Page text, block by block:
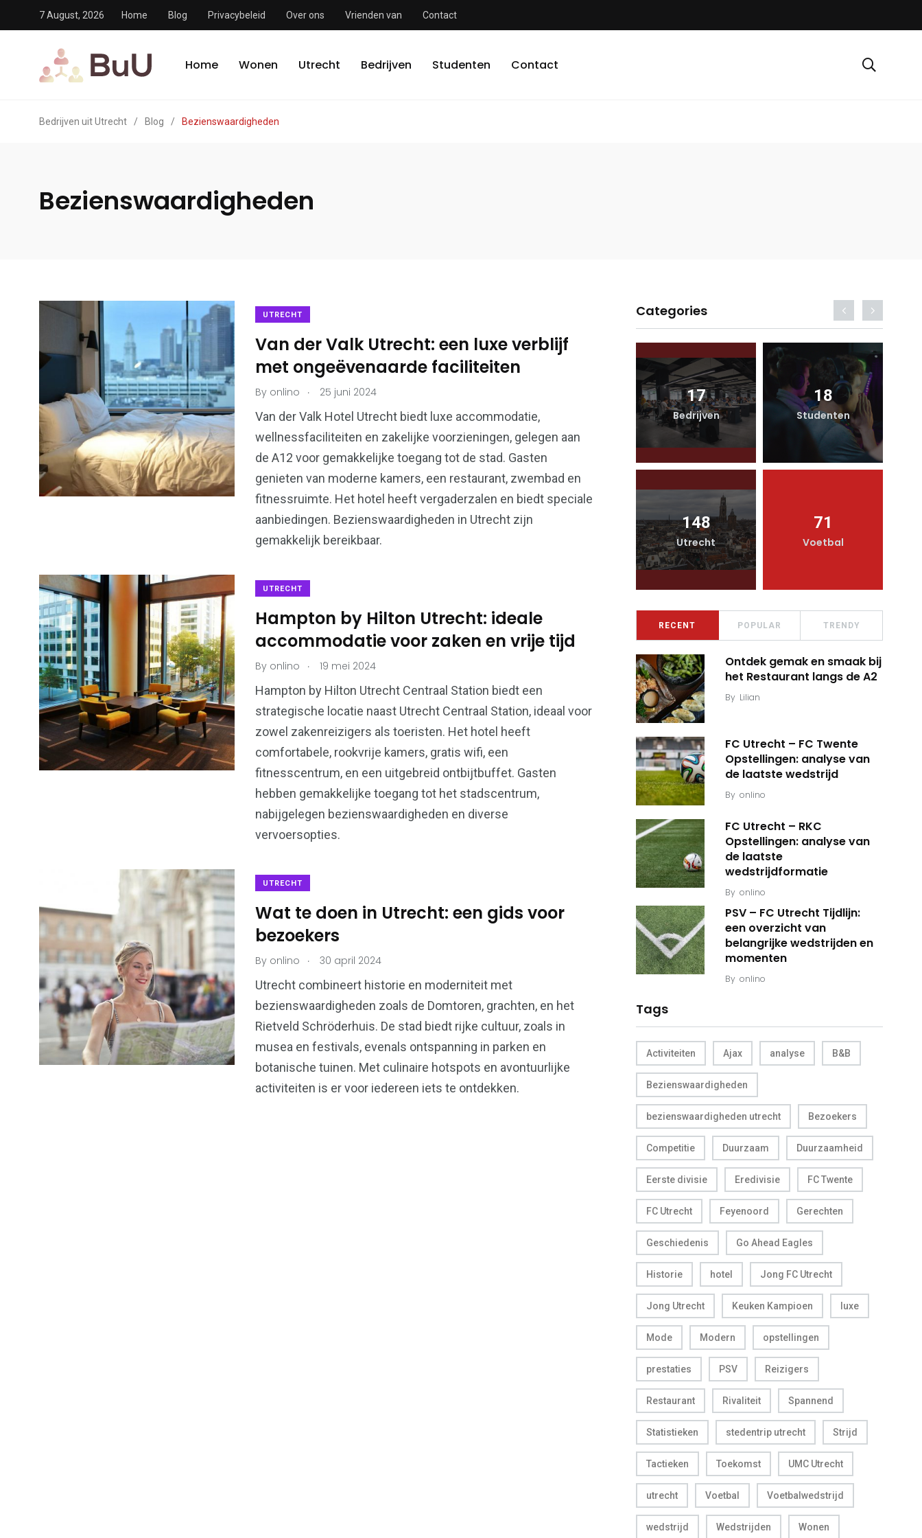
7 August, 2026 Home Blog Privacybeleid Over ons Vrienden van Contact
Home Wonen Utrecht Bedrijven Studenten Contact
Bedrijven uit Utrecht / Blog / Bezienswaardigheden
Bezienswaardigheden
UTRECHT
Van der Valk Utrecht: een luxe verblijf
met ongeëvenaarde faciliteiten
By onlino . 25 juni 2024
Van der Valk Hotel Utrecht biedt luxe accommodatie,
wellnessfaciliteiten en zakelijke voorzieningen, gelegen aan
de A12 voor gemakkelijke toegang tot de stad. Gasten
genieten van moderne kamers, een restaurant, zwembad en
fitnessruimte. Het hotel heeft vergaderzalen en biedt speciale
aanbiedingen. Bezienswaardigheden in Utrecht zijn
gemakkelijk bereikbaar.
UTRECHT
Hampton by Hilton Utrecht: ideale
accommodatie voor zaken en vrije tijd
By onlino . 19 mei 2024
Hampton by Hilton Utrecht Centraal Station biedt een
strategische locatie naast Utrecht Centraal Station, ideaal voor
zowel zakenreizigers als toeristen. Het hotel heeft
comfortabele, rookvrije kamers, gratis wifi, een
fitnesscentrum, en een uitgebreid ontbijtbuffet. Gasten
hebben gemakkelijke toegang tot het stadscentrum,
nabijgelegen bezienswaardigheden en diverse
vervoersopties.
UTRECHT
Wat te doen in Utrecht: een gids voor
bezoekers
By onlino . 30 april 2024
Utrecht combineert historie en moderniteit met
bezienswaardigheden zoals de Domtoren, grachten, en het
Rietveld Schröderhuis. De stad biedt rijke cultuur, zoals in
musea en festivals, evenals ontspanning in parken en
botanische tuinen. Met culinaire hotspots en avontuurlijke
activiteiten is er voor iedereen iets te ontdekken.
Categories
17
Bedrijven
18
Studenten
71
Voetbal
Wonen
17
Bedrijven
18
Studenten
148
Utrecht
71
Voetbal
RECENT POPULAR TRENDY
Ontdek gemak en smaak bij
het Restaurant langs de A2
By Lilian
FC Utrecht – FC Twente
Opstellingen: analyse van
de laatste wedstrijd
By onlino
FC Utrecht – RKC
Opstellingen: analyse van
de laatste
wedstrijdformatie
By onlino
PSV – FC Utrecht Tijdlijn:
een overzicht van
belangrijke wedstrijden en
momenten
By onlino
Tags
Activiteiten Ajax analyse B&B
Bezienswaardigheden
bezienswaardigheden utrecht Bezoekers
Competitie Duurzaam Duurzaamheid
Eerste divisie Eredivisie FC Twente
FC Utrecht Feyenoord Gerechten
Geschiedenis Go Ahead Eagles
Historie hotel Jong FC Utrecht
Jong Utrecht Keuken Kampioen luxe
Mode Modern opstellingen
prestaties PSV Reizigers
Restaurant Rivaliteit Spannend
Statistieken stedentrip utrecht Strijd
Tactieken Toekomst UMC Utrecht
utrecht Voetbal Voetbalwedstrijd
wedstrijd Wedstrijden Wonen